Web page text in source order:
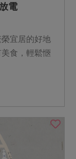
電
宜居的好地
食，輕鬆愜